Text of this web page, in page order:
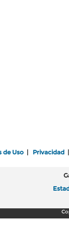
de Uso Privacidad